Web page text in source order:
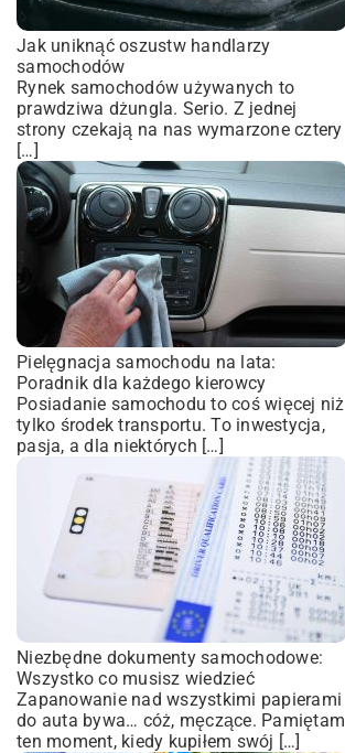
Jak uniknąć oszustw handlarzy
samochodów
Rynek samochodów używanych to
prawdziwa dżungla. Serio. Z jednej
strony czekają na nas wymarzone cztery
[…]
Pielęgnacja samochodu na lata:
Poradnik dla każdego kierowcy
Posiadanie samochodu to coś więcej niż
tylko środek transportu. To inwestycja,
pasja, a dla niektórych […]
Niezbędne dokumenty samochodowe:
Wszystko co musisz wiedzieć
Zapanowanie nad wszystkimi papierami
do auta bywa… cóż, męczące. Pamiętam
ten moment, kiedy kupiłem swój […]